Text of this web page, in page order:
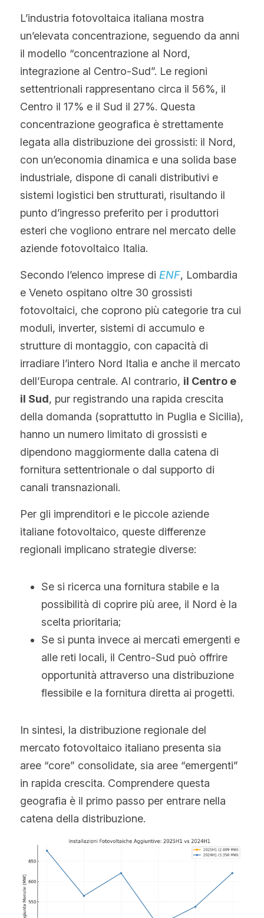
L’industria fotovoltaica italiana mostra
un’elevata concentrazione, seguendo da anni
il modello “concentrazione al Nord,
integrazione al Centro-Sud”. Le regioni
settentrionali rappresentano circa il 56%, il
Centro il 17% e il Sud il 27%. Questa
concentrazione geografica è strettamente
legata alla distribuzione dei grossisti: il Nord,
con un’economia dinamica e una solida base
industriale, dispone di canali distributivi e
sistemi logistici ben strutturati, risultando il
punto d’ingresso preferito per i produttori
esteri che vogliono entrare nel mercato delle
aziende fotovoltaico Italia.
Secondo l’elenco imprese di ENF, Lombardia
e Veneto ospitano oltre 30 grossisti
fotovoltaici, che coprono più categorie tra cui
moduli, inverter, sistemi di accumulo e
strutture di montaggio, con capacità di
irradiare l’intero Nord Italia e anche il mercato
dell’Europa centrale. Al contrario, il Centro e
il Sud, pur registrando una rapida crescita
della domanda (soprattutto in Puglia e Sicilia),
hanno un numero limitato di grossisti e
dipendono maggiormente dalla catena di
fornitura settentrionale o dal supporto di
canali transnazionali.
Per gli imprenditori e le piccole aziende
italiane fotovoltaico, queste differenze
regionali implicano strategie diverse:
Se si ricerca una fornitura stabile e la
possibilità di coprire più aree, il Nord è la
scelta prioritaria;
Se si punta invece ai mercati emergenti e
alle reti locali, il Centro-Sud può offrire
opportunità attraverso una distribuzione
flessibile e la fornitura diretta ai progetti.
In sintesi, la distribuzione regionale del
mercato fotovoltaico italiano presenta sia
aree “core” consolidate, sia aree “emergenti”
in rapida crescita. Comprendere questa
geografia è il primo passo per entrare nella
catena della distribuzione.